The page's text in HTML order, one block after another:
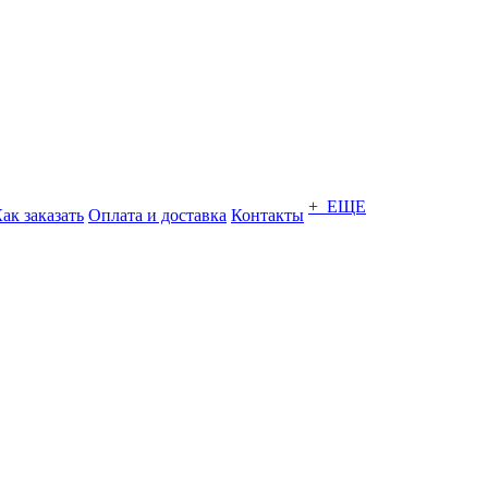
заказать Оплата и доставка Контакты + ЕЩЕ